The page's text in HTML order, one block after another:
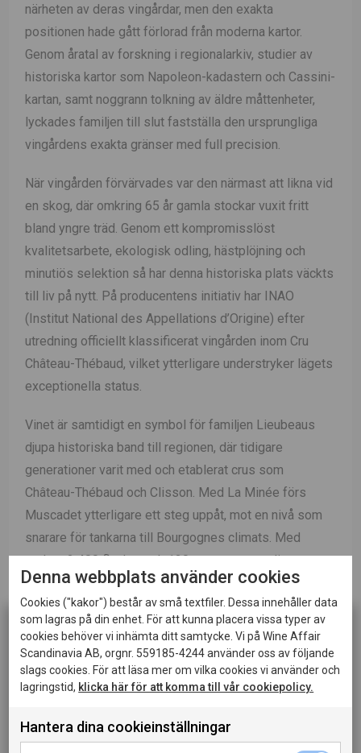
närheten av deras vingårdar, men den exakta
positionen hade gått förlorad från moderna kartor.
Genom åratal av forskning i regionalarkiv, studier av
historiska kartor som Napoleon-kadastern och Cassini-
kartan, samt noggrann tolkning av äldre måttenheter,
lyckades familjen till slut fastställa den ursprungliga
vingårdens exakta gränser med full precision.
När vingården förvärvades var den närmast att likna vid
en skog, där omkring 65 år gamla stockar vuxit fritt
bland yngre träd. Genom ett kompromisslöst
kvalitetsarbete, ekologisk odling, hästplöjning och
minutiös selektion så har denna historiska plats väckts
till liv på nytt. På producentens initiativ har INAO
(Institut National des Appellations d’Origine) efter
utredning officiellt klassificerat vingården inom Cru
Château-Thébaud, vilket ytterligare understryker lägets
exceptionella status.
Vinet är samtidigt en symbol för familjen Lieubeaus
djupa historiska band till regionen, där tidigare
generationer varit med och etablerat crus som
Château-Thébaud och Clisson. Med La Minée förs
Muscadet ytterligare ett steg uppåt, mot en nivå som
snarare för tankarna till Bourgognes climats. Med
endast 2 400 flaskor och 120 magnum, samtliga
numrerade, representerar La Minée ett av de mest
exklusiva uttrycken för modern topp-Muscadet.
KaraktärDoften är nyanserad och intensiv med toner
av citron, grapefrukt och vita blommor, kompletterat av
vita persikor, subtila stenfrukter och en uttalad
kristallin syra där citrusfrukt och stenfrukt balanseras
Denna webbplats använder cookies
Cookies ("kakor") består av små textfiler. Dessa innehåller data
som lagras på din enhet. För att kunna placera vissa typer av
cookies behöver vi inhämta ditt samtycke. Vi på Wine Affair
Scandinavia AB, orgnr. 559185-4244 använder oss av följande
slags cookies. För att läsa mer om vilka cookies vi använder och
lagringstid, klicka här för att komma till vår cookiepolicy.
Hantera dina cookieinställningar
Denna sida innehåller information om alkoholhaltiga
drycker och riktar sig till dig som fyllt 20 år.